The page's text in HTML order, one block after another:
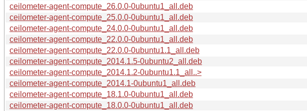
ceilometer-agent-compute_26.0.0-0ubuntu1_all.deb
ceilometer-agent-compute_25.0.0-0ubuntu1_all.deb
ceilometer-agent-compute_24.0.0-0ubuntu1_all.deb
ceilometer-agent-compute_22.0.0-0ubuntu1_all.deb
ceilometer-agent-compute_22.0.0-0ubuntu1.1_all.deb
ceilometer-agent-compute_2014.1.5-0ubuntu2_all.deb
ceilometer-agent-compute_2014.1.2-0ubuntu1.1_all..>
ceilometer-agent-compute_2014.1-0ubuntu1_all.deb
ceilometer-agent-compute_18.1.0-0ubuntu1_all.deb
ceilometer-agent-compute_18.0.0-0ubuntu1_all.deb